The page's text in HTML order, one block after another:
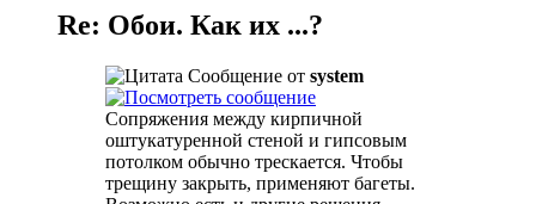
Re: Обои. Как их ...?
Сообщение от system
Сопряжения между кирпичной
оштукатуренной стеной и гипсовым
потолком обычно трескается. Чтобы
трещину закрыть, применяют багеты.